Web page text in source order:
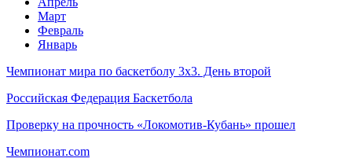
Март
Февраль
Январь
Чемпионат мира по баскетболу 3х3. День второй
Российская Федерация Баскетбола
Проверку на прочность «Локомотив-Кубань» прошел
Чемпионат.com